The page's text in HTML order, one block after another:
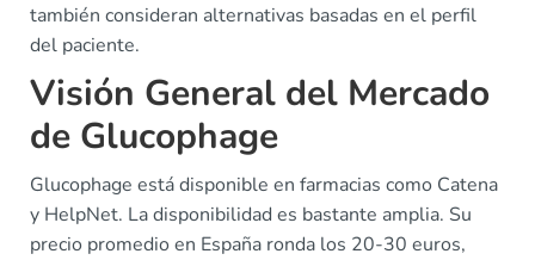
también consideran alternativas basadas en el perfil
del paciente.
Visión General del Mercado
de Glucophage
Glucophage está disponible en farmacias como Catena
y HelpNet. La disponibilidad es bastante amplia. Su
precio promedio en España ronda los 20-30 euros,